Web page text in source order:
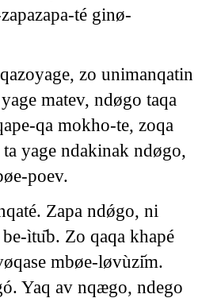
té ginø-
zo unimanqatin
matev, ndøgo taqa
qa mokho-te, zoqa
yage ndakinak ndøgo,
poev.
Zapa ndǿgo, ni
ìtu᷄b. Zo qaqa khapé
mbøe-løvùzi᷄m.
Yaq av nqægo, ndego